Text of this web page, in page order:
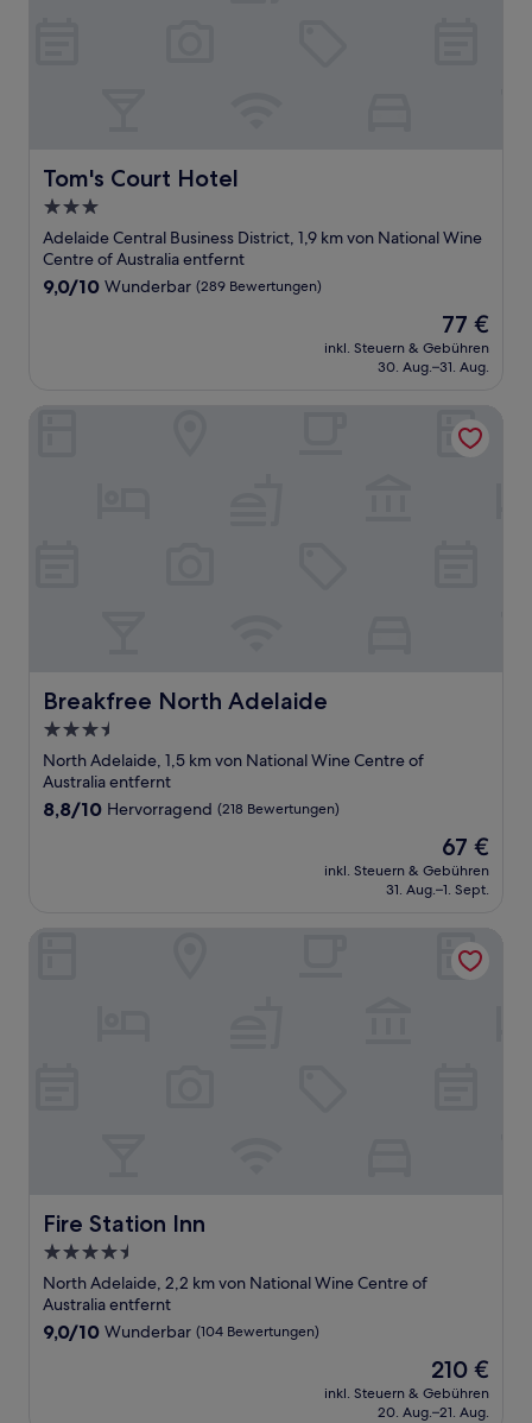
Tom's Court Hotel
Tom's Court Hotel
3.0-
Sterne-
Unterkunft
Adelaide Central Business District, 1,9 km von National Wine
Centre of Australia entfernt
9.0
9,0/10 Wunderbar (289 Bewertungen)
Der
Preis
beträgt
77 €
inkl. Steuern & Gebühren
30. Aug.–31. Aug.
Breakfree North Adelaide
Breakfree North Adelaide
3.5-
Sterne-
Unterkunft
North Adelaide, 1,5 km von National Wine Centre of
Australia entfernt
8.8
8,8/10 Hervorragend (218 Bewertungen)
Der
Preis
beträgt
67 €
inkl. Steuern & Gebühren
31. Aug.–1. Sept.
Fire Station Inn
Fire Station Inn
4.5-
Sterne-
Unterkunft
North Adelaide, 2,2 km von National Wine Centre of
Australia entfernt
9.0
9,0/10 Wunderbar (104 Bewertungen)
Der
Preis
beträgt
210 €
inkl. Steuern & Gebühren
20. Aug.–21. Aug.